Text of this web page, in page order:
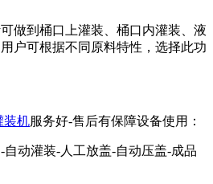
做到桶口上灌装、桶口内灌装、液
户可根据不同原料特性，选择此功
装机服务好-售后有保障设备使用：
动灌装-人工放盖-自动压盖-成品